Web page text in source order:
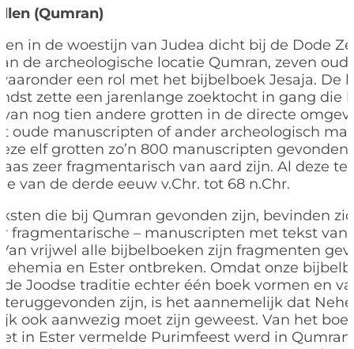
(Qumran)
in de woestijn van Judea dicht bij de Dode
de archeologische locatie Qumran, zeven
een rol met het bijbelboek Jesaja. De
zette een jarenlange zoektocht in gang die
nog tien andere grotten in de directe
oude manuscripten of ander archeologisch
elf grotten zo’n 800 manuscripten
zeer fragmentarisch van aard zijn. Al deze
van de derde eeuw v.Chr. tot 68 n.Chr.
die bij Qumran gevonden zijn, bevinden
fragmentarische – manuscripten met tekst van
vrijwel alle bijbelboeken zijn fragmenten
en Ester ontbreken. Omdat onze
Joodse traditie echter één boek vormen en
zijn, is het aannemelijk dat
ook aanwezig moet zijn geweest. Van het
in Ester vermelde Purimfeest werd in